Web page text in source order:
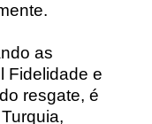
as
Fidelidade e
resgate, é